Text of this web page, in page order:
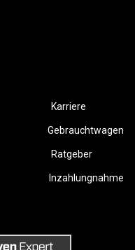
Karriere
Gebrauchtwagen
Ratgeber
Inzahlungnahme